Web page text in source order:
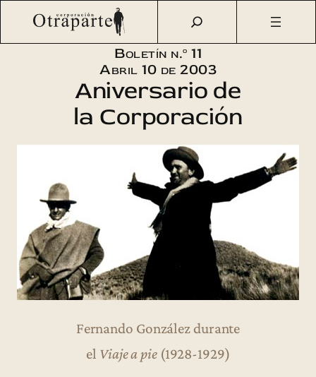
Saltar
Otraparte.org/Corporación Boletín
Boletín n.º 11 –
Primer aniversario de la Corporación Otraparte
Boletín n.º 11
Abril 10 de 2003
Aniversario de
la Corporación
Fernando González durante
el Viaje a pie(1928-1929)